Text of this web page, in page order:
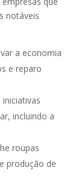
notáveis
a economia
e reparo
iniciativas
incluindo a
roupas
produção de